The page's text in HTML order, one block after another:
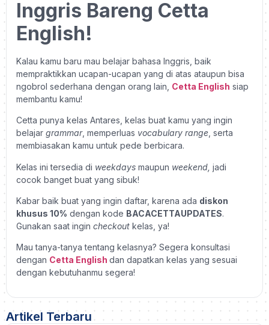
Inggris Bareng Cetta
English!
Kalau kamu baru mau belajar bahasa Inggris, baik
mempraktikkan ucapan-ucapan yang di atas ataupun bisa
ngobrol sederhana dengan orang lain, Cetta English siap
membantu kamu!
Cetta punya kelas Antares, kelas buat kamu yang ingin
belajar grammar, memperluas vocabulary range , serta
membiasakan kamu untuk pede berbicara.
Kelas ini tersedia di weekdays maupun weekend, jadi
cocok banget buat yang sibuk!
Kabar baik buat yang ingin daftar, karena ada diskon
khusus 10% dengan kode BACACETTAUPDATES.
Gunakan saat ingin checkout kelas, ya!
Mau tanya-tanya tentang kelasnya? Segera konsultasi
dengan Cetta English dan dapatkan kelas yang sesuai
dengan kebutuhanmu segera!
Artikel Terbaru